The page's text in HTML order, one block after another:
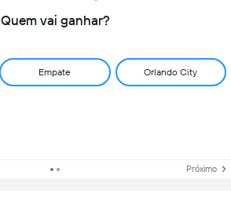
Quem vai ganhar?
Empate Orlando City
Próximo